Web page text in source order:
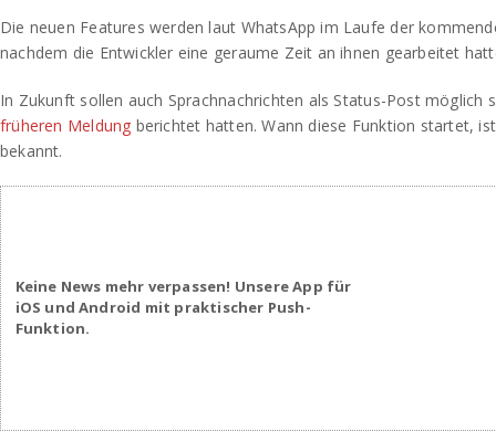
Die neuen Features werden laut WhatsApp im Laufe der
nachdem die Entwickler eine geraume Zeit an ihnen gearbeitet
In Zukunft sollen auch Sprachnachrichten als Status-Post möglich
früheren Meldung berichtet hatten. Wann diese Funktion startet,
bekannt.
Keine News mehr verpassen! Unsere App für
iOS und Android mit praktischer Push-
Funktion.